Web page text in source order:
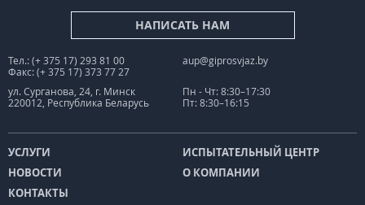
НАПИСАТЬ НАМ
Тел.: (+ 375 17) 293 81 00
Факс: (+ 375 17) 373 77 27
aup@giprosvjaz.by
ул. Сурганова, 24, г. Минск
220012, Республика Беларусь
Пн - Чт: 8:30–17:30
Пт: 8:30–16:15
УСЛУГИ
ИСПЫТАТЕЛЬНЫЙ ЦЕНТР
НОВОСТИ
О КОМПАНИИ
КОНТАКТЫ